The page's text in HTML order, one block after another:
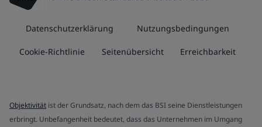
Datenschutzerklärung Nutzungsbedingungen
Cookie-Richtlinie Seitenübersicht Erreichbarkeit
Objektivität ist der Grundsatz, nach dem das BSI seine Dienstleistungen
erbringt. Unbefangenheit bedeutet, dass das Unternehmen im Umgang